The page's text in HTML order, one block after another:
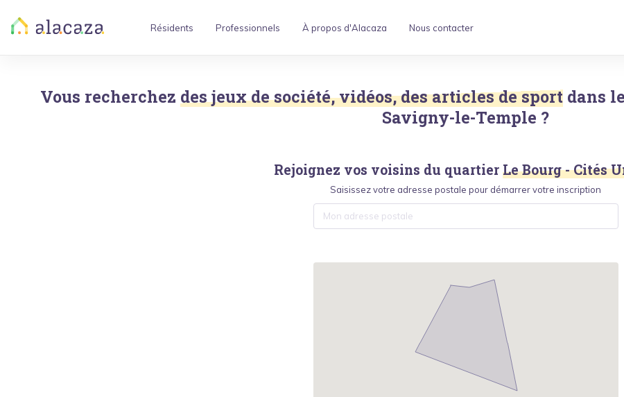
Résidents Professionnels À propos d'Alacaza Nous contacter
Vous recherchez des jeux de société, vidéos, des articles de sport dans
Savigny-le-Temple ?
Rejoignez vos voisins du quartier Le Bourg - Cités
Saisissez votre adresse postale pour démarrer votre inscription